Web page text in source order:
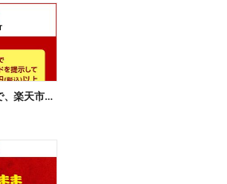
楽天ポイントカード提示で、楽天市場でのお買い物がおトクに!